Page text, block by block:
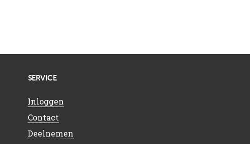
SERVICE
Inloggen
Contact
Deelnemen